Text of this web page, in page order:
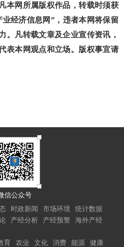
网所属版权作品，转载时须获
经济信息网”，违者本网将保留
。凡转载文章及企业宣传资讯，
表本网观点和立场。版权事宜请
信公众号
时政新闻 市场环境
统计数据
产经分析 产经预警
海外产经
育 农业 文化 消费 能源 健康